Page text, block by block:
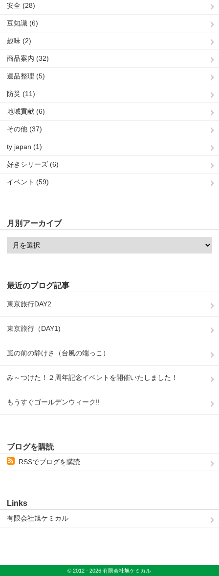
安全 (28)
豆知識 (6)
趣味 (2)
商品案内 (32)
遺品整理 (5)
防災 (11)
地域貢献 (6)
その他 (37)
ty japan (1)
好きシリーズ (6)
イベント (59)
月別アーカイブ
最近のブログ記事
東京旅行DAY2
東京旅行（DAY1)
嵐の前の静けさ（台風の端っこ）
み～つけた！２周年記念イベントを開催いたしました！
もうすぐゴールデンウィーク‼
ブログを購読
RSSでブログを購読
Links
有限会社旭ケミカル
© 2012 - 2026 有限会社旭ケミカル